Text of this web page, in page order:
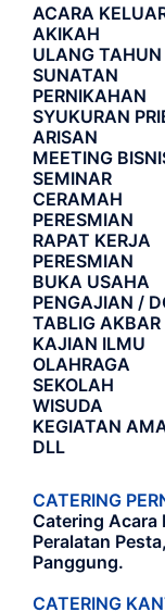
ACARA
AKIKAH
ULANG TAHUN
SUNATAN
PERNIKAHAN
SYUKURAN
ARISAN
MEETING
SEMINAR
CERAMAH
PERESMIAN
RAPAT KERJA
PERESMIAN
BUKA USAHA
PENGAJIAN /
TABLIG AKBAR
KAJIAN ILMU
OLAHRAGA
SEKOLAH
WISUDA
KEGIATAN
DLL
CATERING
Catering Acara
Peralatan
Panggung.
CATERING